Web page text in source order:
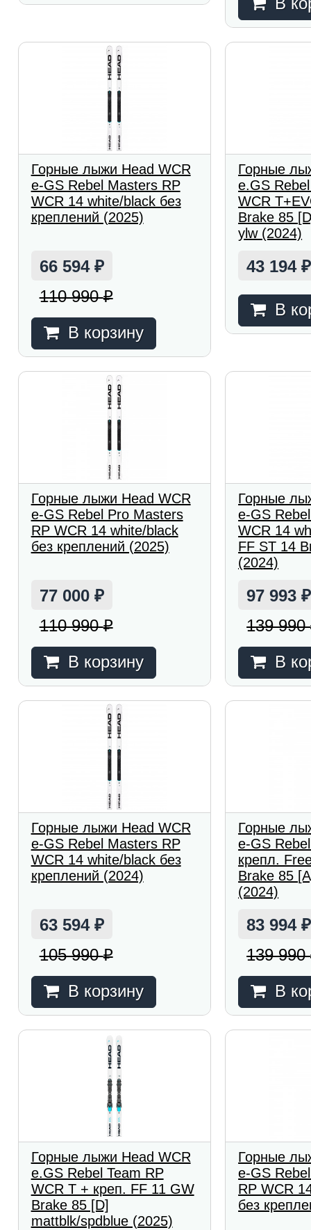
Горные лыжи Head WCR
e-GS Rebel Masters RP
WCR 14 white/black без
креплений (2025)
66 594 ₽
110 990₽
В корзину
Горные
e.GS
WCR
Brake 85
ylw (2024)
43 194₽
В
Горные лыжи Head WCR
e-GS Rebel Pro Masters
RP WCR 14 white/black
без креплений (2025)
77 000 ₽
110 990₽
В корзину
Горные
e-GS
WCR 14
FF ST 14
(2024)
97 993₽
139 990
В
Горные лыжи Head WCR
e-GS Rebel Masters RP
WCR 14 white/black без
креплений (2024)
63 594 ₽
105 990₽
В корзину
Горные
e-GS
крепл.
Brake 85
(2024)
83 994₽
139 990
В
Горные лыжи Head WCR
e.GS Rebel Team RP
WCR T + креп. FF 11 GW
Brake 85 [D]
mattblk/spdblue (2025)
Горные
e-GS
RP WCR
без